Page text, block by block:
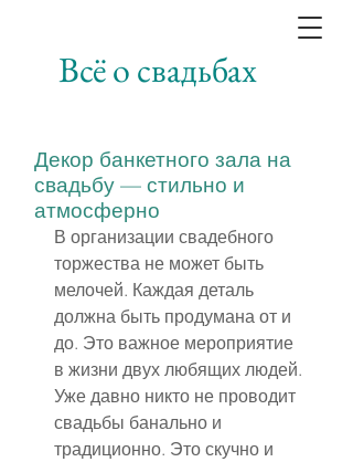
Всё о свадьбах
Декор банкетного зала на
свадьбу — стильно и
атмосферно
В организации свадебного
торжества не может быть
мелочей. Каждая деталь
должна быть продумана от и
до. Это важное мероприятие
в жизни двух любящих людей.
Уже давно никто не проводит
свадьбы банально и
традиционно. Это скучно и